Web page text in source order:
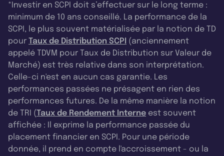
*Investir en SCPI doit s’effectuer sur le long terme :
minimum de 10 ans conseillé. La performance de la
SCPI, le plus souvent matérialisée par la notion de TD
pour Taux de Distribution SCPI (anciennement
appelé TDVM pour Taux de Distribution sur Valeur de
Marché) est très relative dans son interprétation.
Celle-ci n'est en aucun cas garantie. Les
performances passées ne présagent en rien des
performances futures. De la même manière la notion
de TRI (Taux de Rendement Interne est souvent
affichée : Il exprime la performance passée du
placement financier en SCPI. Pour une période
donnée, il prend en compte l'accroissement - ou la